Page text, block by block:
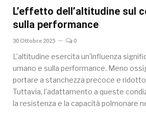
L’effetto dell’altitudine sul
sulla performance
30 Ottobre 2025 0
L’altitudine esercita un’influenza
umano e sulla performance. Meno
portare a stanchezza precoce e
Tuttavia, l’adattamento a queste
la resistenza e la capacità polmonare